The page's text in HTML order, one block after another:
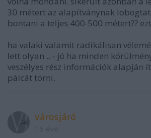
30 métert az alapítványnak
bontani a teljes 400-500 métert??
ha valaki valamit radikálisan
lett olyan .. - jó ha minden
veszélyes rész információk alapján
pálcát törni.
városjáró